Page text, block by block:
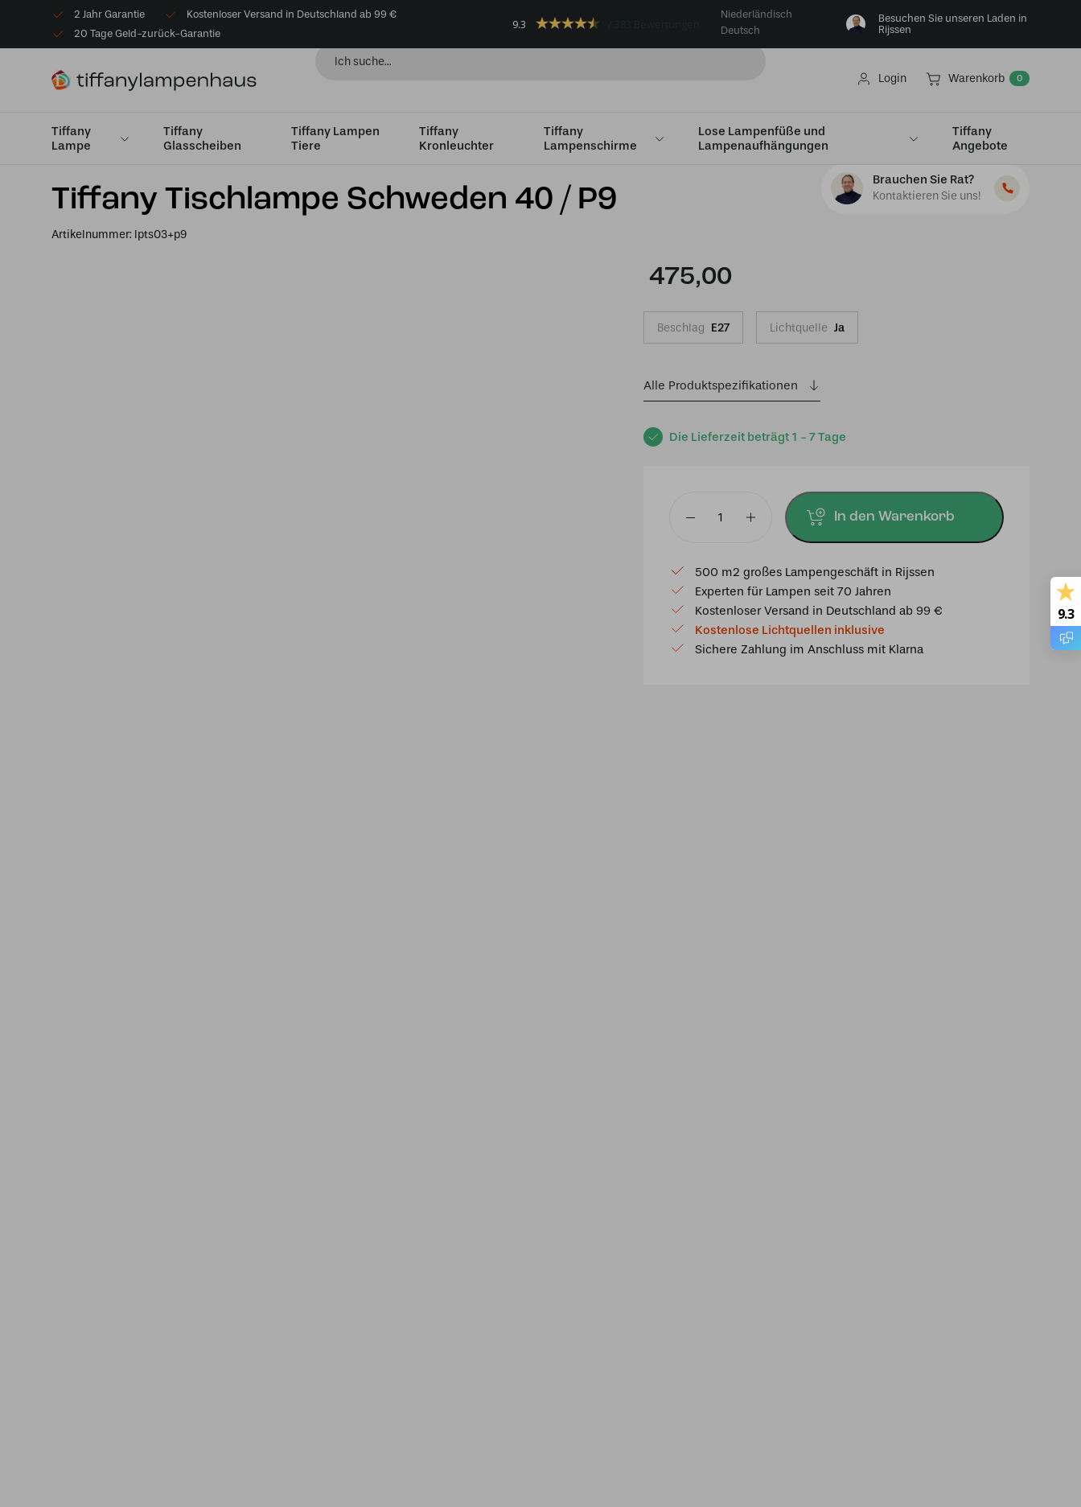
2 Jahr Garantie
Kostenloser Versand in Deutschland ab 99 €
20 Tage Geld-zurück-Garantie
9.3
Niederländisch
Deutsch
Besuchen Sie unseren Laden in
Rijssen
Login Warenkorb 0
Tiffany
Lampe
Tiffany
Glasscheiben
Tiffany Lampen
Tiere
Tiffany
Kronleuchter
Tiffany
Lampenschirme
Lose Lampenfüße und
Lampenaufhängungen
Tiffany
Angebote
Startseite Tiffany Tischlampe Tischlampen Medium Ø36 - Ø49cm Tiffany Tischlampe Schweden 40 / P9
Tiffany Tischlampe Schweden 40 / P9
Artikelnummer: lpts03+p9
Brauchen Sie Rat?
Kontaktieren Sie uns!
Die Lieferzeit beträgt 1 - 7 Tage
475,00
Beschlag E27 Lichtquelle Ja
Alle Produktspezifikationen
Schweden
40
P9
Menge
In den Warenkorb
500 m2 großes Lampengeschäft in Rijssen
Experten für Lampen seit 70 Jahren
Kostenloser Versand in Deutschland ab 99 €
Kostenlose Lichtquellen inklusive
Sichere Zahlung im Anschluss mit Klarna
9.3